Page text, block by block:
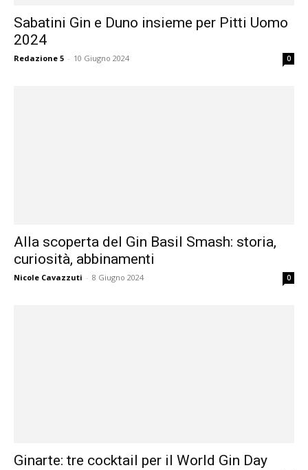
Sabatini Gin e Duno insieme per Pitti Uomo
2024
Redazione 5 - 10 Giugno 2024 0
Alla scoperta del Gin Basil Smash: storia,
curiosità, abbinamenti
Nicole Cavazzuti - 8 Giugno 2024 0
Ginarte: tre cocktail per il World Gin Day